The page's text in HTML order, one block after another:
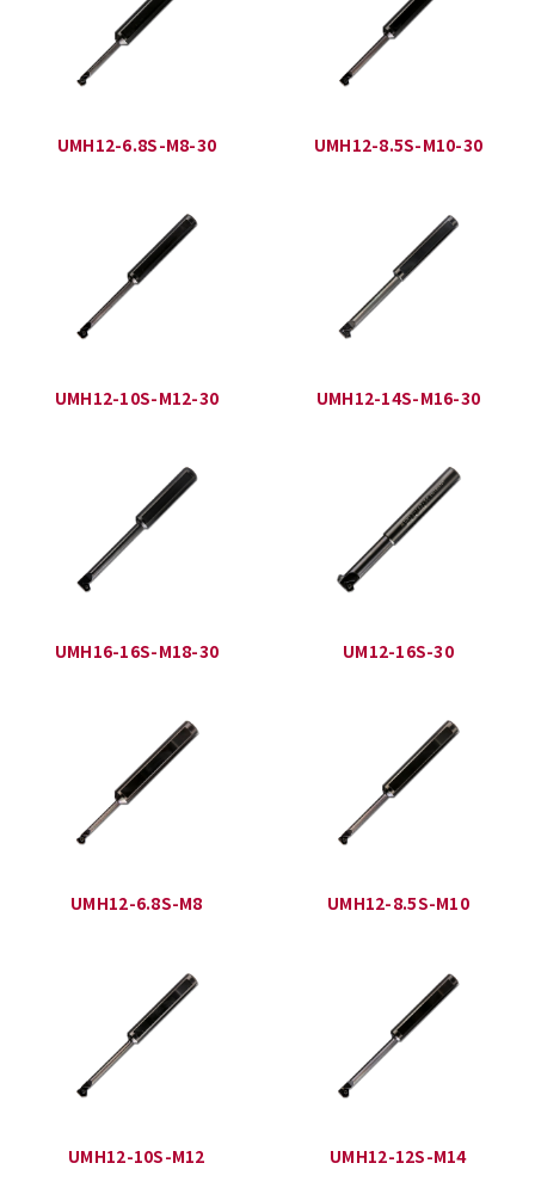
UMH12-6.8S-M8-30 UMH12-8.5S-M10-30
UMH12-10S-M12-30 UMH12-14S-M16-30
UMH16-16S-M18-30 UM12-16S-30
UMH12-6.8S-M8 UMH12-8.5S-M10
UMH12-10S-M12 UMH12-12S-M14